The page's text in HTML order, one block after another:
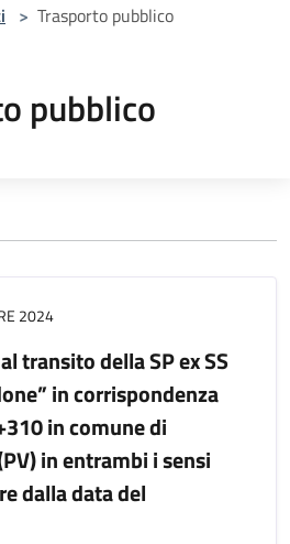
> Trasporto pubblico
pubblico
2024
transito della SP ex SS
in corrispondenza
in comune di
in entrambi i sensi
dalla data del